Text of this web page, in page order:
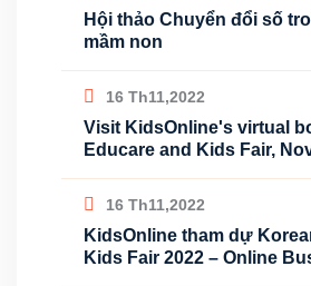
Hội thảo Chuyển đổi số
mầm non
16 Th11,2022
Visit KidsOnline's virtual
Educare and Kids Fair,
16 Th11,2022
KidsOnline tham dự
Kids Fair 2022 – Online